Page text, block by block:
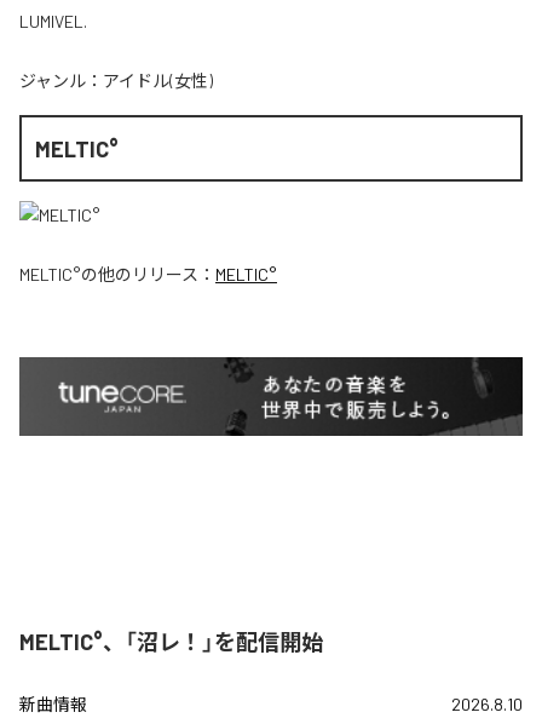
LUMIVEL.
ジャンル： アイドル(女性)
MELTIC°
MELTIC°の他のリリース： MELTIC°
MELTIC°、「沼レ！」を配信開始
新曲情報 2026.8.10